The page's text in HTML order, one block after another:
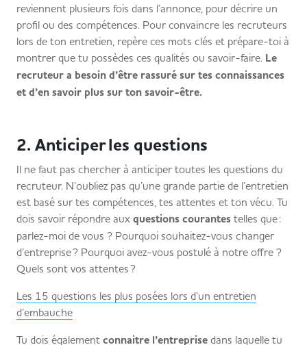
reviennent plusieurs fois dans l’annonce, pour décrire un
profil ou des compétences. Pour convaincre les recruteurs
lors de ton entretien, repère ces mots clés et prépare-toi à
montrer que tu possèdes ces qualités ou savoir-faire. Le
recruteur a besoin d’être rassuré sur tes connaissances
et d’en savoir plus sur ton savoir-être.
2. Anticiper les questions
Il ne faut pas chercher à anticiper toutes les questions du
recruteur. N’oubliez pas qu’une grande partie de l’entretien
est basé sur tes compétences, tes attentes et ton vécu. Tu
dois savoir répondre aux questions courantes telles que :
parlez-moi de vous ? Pourquoi souhaitez-vous changer
d’entreprise ? Pourquoi avez-vous postulé à notre offre ?
Quels sont vos attentes ?
Les 15 questions les plus posées lors d’un entretien
d’embauche
Tu dois également connaitre l’entreprise dans laquelle tu